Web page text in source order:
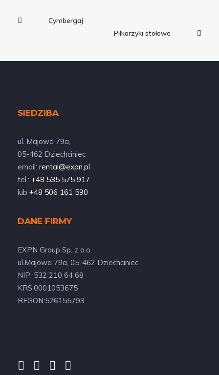
Cymbergaj
Piłkarzyki stołowe
SIEDZIBA
ul. Majowa 79a,
05-462 Dziechciniec
email: rental@expn.pl
tel.: +48 535 575 917
lub +48 506 161 590
DANE FIRMY
EXPN Group Sp. z o.o.
ul.Majowa 79a, 05-462 Dziechciniec
NIP: 532 210 64 68
KRS:0001053675
REGON:526155793